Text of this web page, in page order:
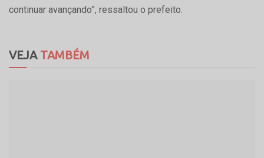
continuar avançando”, ressaltou o prefeito.
VEJATAMBÉM